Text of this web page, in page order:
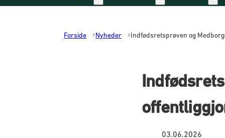
Forside Nyheder Indfødsretsprøven og
03.06.2026